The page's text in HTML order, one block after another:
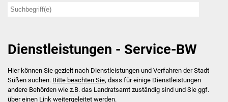
Ausschüsse
Ratsinformationssystem
Jugendbeirat
Dienstleistungen - Service-BW
Hier können Sie gezielt nach Dienstleistungen und Verfahren der Stadt
Süßen suchen. Bitte beachten Sie, dass für einige Dienstleistungen
andere Behörden wie z.B. das Landratsamt zuständig sind und Sie ggf.
über einen Link weitergeleitet werden.